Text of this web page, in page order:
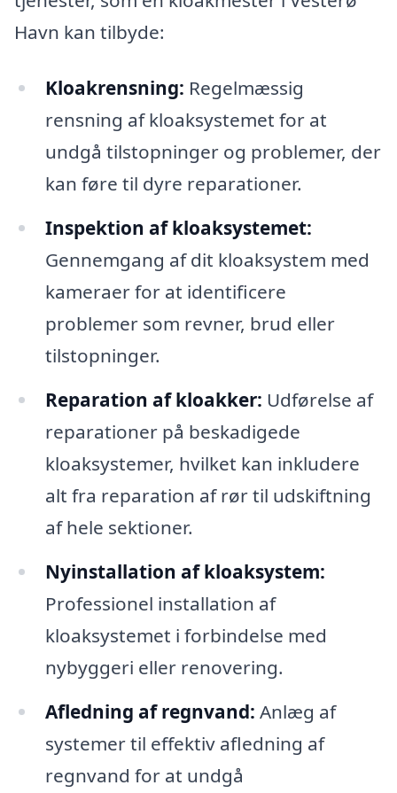
Havn kan tilbyde:
Kloakrensning: Regelmæssig
rensning af kloaksystemet for at
undgå tilstopninger og problemer, der
kan føre til dyre reparationer.
Inspektion af kloaksystemet:
Gennemgang af dit kloaksystem med
kameraer for at identificere
problemer som revner, brud eller
tilstopninger.
Reparation af kloakker: Udførelse af
reparationer på beskadigede
kloaksystemer, hvilket kan inkludere
alt fra reparation af rør til udskiftning
af hele sektioner.
Nyinstallation af kloaksystem:
Professionel installation af
kloaksystemet i forbindelse med
nybyggeri eller renovering.
Afledning af regnvand: Anlæg af
systemer til effektiv afledning af
regnvand for at undgå